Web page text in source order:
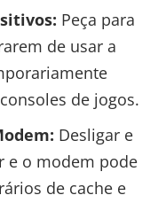
Peça para
de usar a
de jogos.
Desligar e
e o modem pode
de cache e